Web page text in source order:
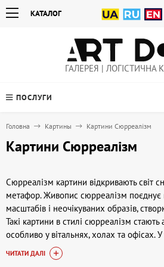
КАТАЛОГ
ГАЛЕРЕЯ | ЛОГІСТИЧНА
ПОСЛУГИ
Головна Картины Картини Сюрреалізм
Картини Сюрреалізм
Сюрреалізм картини відкривають світ
метафор. Живопис сюрреалізм поєднує
масштабів і неочікуваних образів,
Такі картини в стилі сюрреалізм стають
особливо у вітальнях, холах та офісах.
(artdom.com.ua) можна купити полотна,
індивідуальність простору.
ЧИТАТИ ДАЛІ